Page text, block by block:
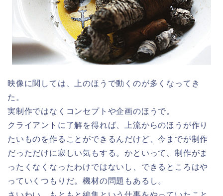
映像に関しては、上のほうで動くのが多くなってき
た。
実制作ではなくコンセプトや企画のほうで。
クライアントに了解を得れば、上流からのほうが作り
たいものを作ることができるんだけど、今までが制作
だっただけに寂しい気もする。かといって、制作がま
ったくなくなったわけではないし、できるところはや
っていくつもりだ。機材の問題もあるし。